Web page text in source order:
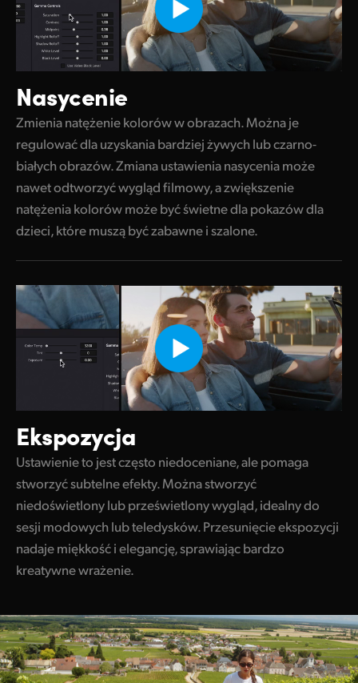
Nasycenie
Zmienia natężenie kolorów w obrazach. Można je
regulować dla uzyskania bardziej żywych lub czarno-
białych obrazów. Zmiana ustawienia nasycenia może
nawet odtworzyć wygląd filmowy, a zwiększenie
natężenia kolorów może być świetne dla pokazów dla
dzieci, które muszą być zabawne i szalone.
Ekspozycja
Ustawienie to jest często niedoceniane, ale pomaga
stworzyć subtelne efekty. Można stworzyć
niedoświetlony lub prześwietlony wygląd, idealny do
sesji modowych lub teledysków. Przesunięcie ekspozycji
nadaje miękkość i elegancję, sprawiając bardzo
kreatywne wrażenie.